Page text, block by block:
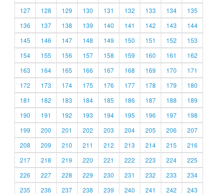
127
128 129 130 131 132 133 134
135
136
137 138 139 140 141 142 143
144
145
146 147 148 149 150 151 152
153
154
155 156 157 158 159 160 161
162
163
164 165 166 167 168 169 170
171
172
173 174 175 176 177 178 179
180
181
182 183 184 185 186 187 188
189
190
191 192 193 194 195 196 197
198
199
200 201 202 203 204 205 206
207
208
209 210 211 212 213 214 215
216
217
218 219 220 221 222 223 224
225
226
227 228 229 230 231 232 233
234
235
236 237 238 239 240 241 242 243